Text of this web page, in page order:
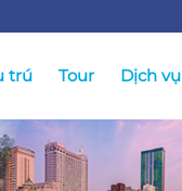
trú Tour Dịch vụ